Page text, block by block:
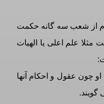
از شعب سه گانه حکمت
علم اعلى يا الهيات
چون عقول و احکام آنها
گویند.